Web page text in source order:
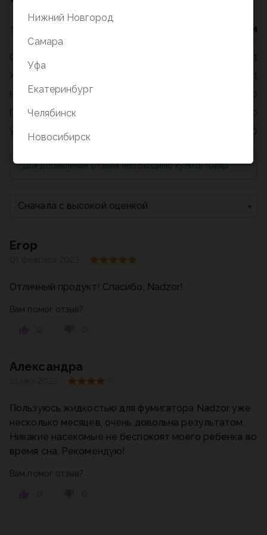
Сначала с высокой оценкой
Егор
Отличный продукт! Спасибо, Nadzor!
Вам помог отзыв?
Александра
Пользуюсь жидкостью для фумигатора Nadzor уже
несколько месяцев, очень довольна результатом.
Никакие насекомые не беспокоят моего ребенка во
время сна. Рекомендую!
Вам помог отзыв?
2 оценки
Отлично
1
Хорошо
1
Нормально
0
Плохо
0
Ужасно
0
Для добавления отзыва необходимо купить товар
Нижний Новгород
Самара
Уфа
Екатеринбург
Челябинск
Новосибирск